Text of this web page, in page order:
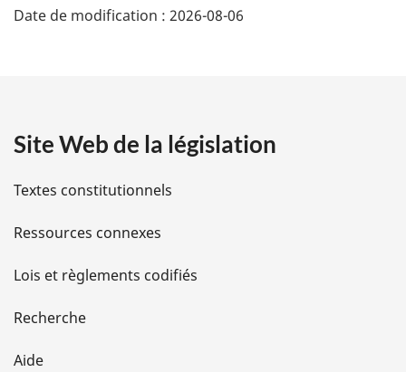
l
é
i
l
s
d
e
l
Date de modification : 2026-08-06
Site Web de la législation
Textes constitutionnels
Ressources connexes
Lois et règlements codifiés
Recherche
Aide